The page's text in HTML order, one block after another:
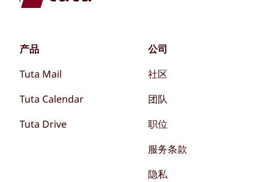
产品
Tuta Mail
Tuta Calendar
Tuta Drive
公司
社区
团队
职位
服务条款
隐私